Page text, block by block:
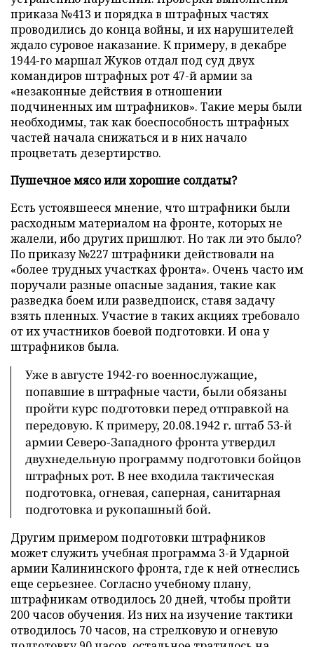
приказа №413 и порядка в штрафных частях
проводились до конца войны, и их нарушителей
ждало суровое наказание. К примеру, в декабре
1944-го маршал Жуков отдал под суд двух
командиров штрафных рот 47-й армии за
«незаконные действия в отношении
подчиненных им штрафников». Такие меры были
необходимы, так как боеспособность штрафных
частей начала снижаться и в них начало
процветать дезертирство.
Пушечное мясо или хорошие солдаты?
Есть устоявшееся мнение, что штрафники были
расходным материалом на фронте, которых не
жалели, ибо других пришлют. Но так ли это было?
По приказу №227 штрафники действовали на
«более трудных участках фронта». Очень часто им
поручали разные опасные задания, такие как
разведка боем или разведпоиск, ставя задачу
взять пленных. Участие в таких акциях требовало
от их участников боевой подготовки. И она у
штрафников была.
Уже в августе 1942-го военнослужащие,
попавшие в штрафные части, были обязаны
пройти курс подготовки перед отправкой на
передовую. К примеру, 20.08.1942 г. штаб 53-й
армии Северо-Западного фронта утвердил
двухнедельную программу подготовки бойцов
штрафных рот. В нее входила тактическая
подготовка, огневая, саперная, санитарная
подготовка и рукопашный бой.
Другим примером подготовки штрафников
может служить учебная программа 3-й Ударной
армии Калининского фронта, где к ней отнеслись
еще серьезнее. Согласно учебному плану,
штрафникам отводилось 20 дней, чтобы пройти
200 часов обучения. Из них на изучение тактики
отводилось 70 часов, на стрелковую и огневую